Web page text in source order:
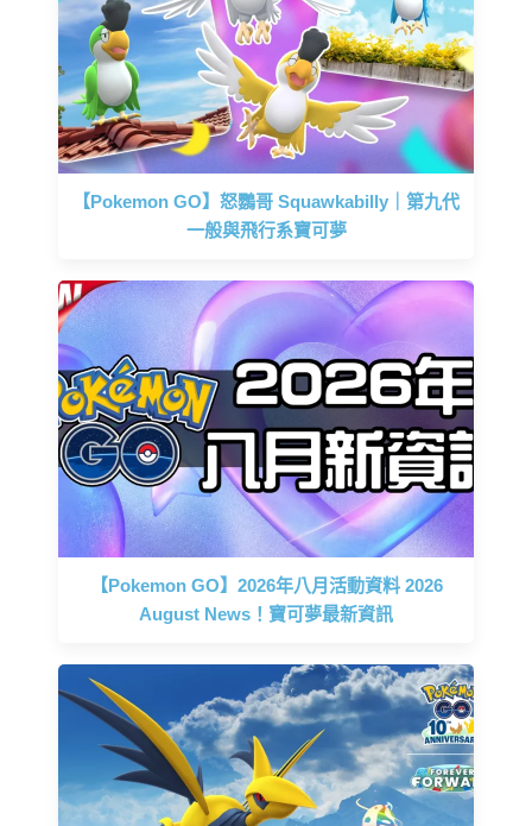
【Pokemon GO】怒鸚哥 Squawkabilly｜第九代
一般與飛行系寶可夢
【Pokemon GO】2026年八月活動資料 2026
August News！寶可夢最新資訊